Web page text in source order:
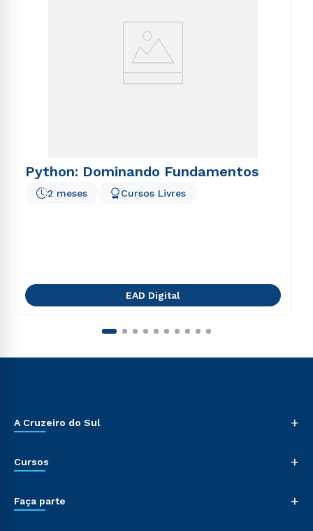
Python: Dominando Fundamentos
2 meses Cursos Livres
EAD Digital
A Cruzeiro do Sul +
Cursos +
Faça parte +